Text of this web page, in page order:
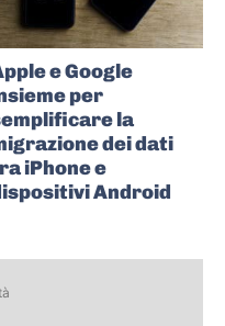
e Google
per
la
dei dati
iPhone e
Android